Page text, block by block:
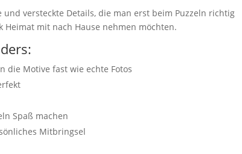
versteckte Details, die man erst beim Puzzeln richtig
mit nach Hause nehmen möchten.
die Motive fast wie echte Fotos
Spaß machen
Mitbringsel